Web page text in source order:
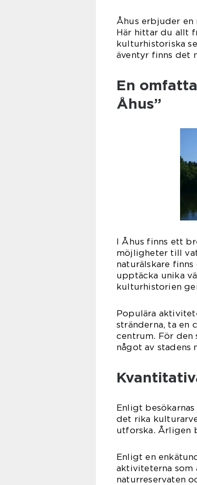
Åhus erbjuder en
Här hittar du allt
kulturhistoriska
äventyr finns det
En
Åhus”
I Åhus finns ett
möjligheter till
naturälskare
upptäcka unika
kulturhistorien
Populära
stränderna, ta en
centrum. För den
något av stadens
Enligt
det rika
utforska. Årligen
Enligt en
aktiviteterna som
naturreservaten